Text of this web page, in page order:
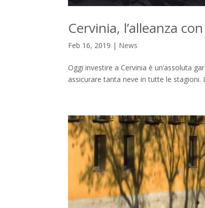
Cervinia, l’alleanza
Feb 16, 2019 | News
Oggi investire a Cervinia è un’assoluta
assicurare tanta neve in tutte le